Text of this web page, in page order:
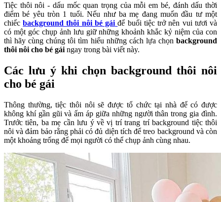
Tiệc thôi nôi - dấu mốc quan trọng của mỗi em bé, đánh dấu thời
điểm bé yêu tròn 1 tuổi. Nếu như ba mẹ đang muốn đầu tư một
chiếcbackground thôi nôi bé gái để buổi tiệc trở nên vui tươi và
có một góc chụp ảnh lưu giữ những khoảnh khắc kỷ niệm của con
thì hãy cùng chúng tôi tìm hiểu những cách lựa chọn background
thôi nôi cho bé gái ngay trong bài viết này.
Các lưu ý khi chọn background thôi nôi
cho bé gái
Thông thường, tiệc thôi nôi sẽ được tổ chức tại nhà để có được
không khí gần gũi và ấm áp giữa những người thân trong gia đình.
Trước tiên, ba mẹ cần lưu ý về vị trí trang trí background tiệc thôi
nôi và đảm bảo rằng phải có đủ diện tích để treo background và còn
một khoảng trống để mọi người có thể chụp ảnh cùng nhau.